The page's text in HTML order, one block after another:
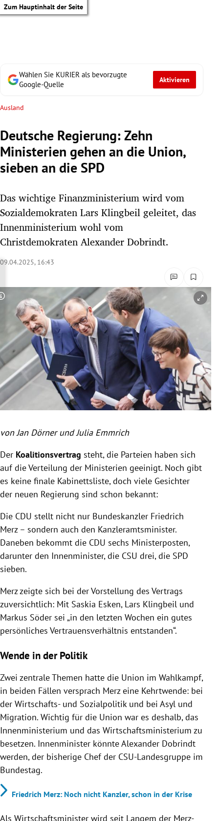
Zum Hauptinhalt der Seite
Untermenü
Untermenü
Untermenü
Untermenü
Untermenü
Untermenü
Wählen Sie KURIER als bevorzugte
Google-Quelle
Aktivieren
Ausland
Deutsche Regierung: Zehn
Ministerien gehen an die Union,
sieben an die SPD
Das wichtige Finanzministerium wird vom
Sozialdemokraten Lars Klingbeil geleitet, das
Innenministerium wohl vom
Christdemokraten Alexander Dobrindt.
09.04.2025, 16:43
Copyright-Hinweis öffnen/schließen
von Jan Dörner und Julia Emmrich
Der Koalitionsvertrag steht, die Parteien haben sich
auf die Verteilung der Ministerien geeinigt. Noch gibt
es keine finale Kabinettsliste, doch viele Gesichter
der neuen Regierung sind schon bekannt:
Die CDU stellt nicht nur Bundeskanzler Friedrich
Merz – sondern auch den Kanzleramtsminister.
Daneben bekommt die CDU sechs Ministerposten,
darunter den Innenminister, die CSU drei, die SPD
sieben.
Merz zeigte sich bei der Vorstellung des Vertrags
zuversichtlich: Mit Saskia Esken, Lars Klingbeil und
Markus Söder sei „in den letzten Wochen ein gutes
persönliches Vertrauensverhältnis entstanden“.
Wende in der Politik
Zwei zentrale Themen hatte die Union im Wahlkampf,
in beiden Fällen versprach Merz eine Kehrtwende: bei
der Wirtschafts- und Sozialpolitik und bei Asyl und
Migration. Wichtig für die Union war es deshalb, das
Innenministerium und das Wirtschaftsministerium zu
besetzen. Innenminister könnte Alexander Dobrindt
werden, der bisherige Chef der CSU-Landesgruppe im
Bundestag.
Friedrich Merz: Noch nicht Kanzler, schon in der Krise
Als Wirtschaftsminister wird seit Langem der Merz-